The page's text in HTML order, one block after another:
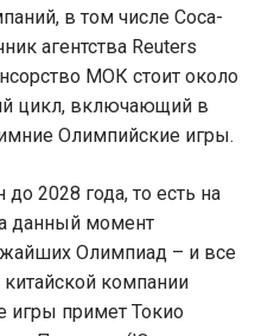
в том числе Coca-
агентства Reuters
МОК стоит около
цикл, включающий в
Олимпийские игры.
до 2028 года, то есть на
данный момент
Олимпиад – и все
компании
игры примет Токио